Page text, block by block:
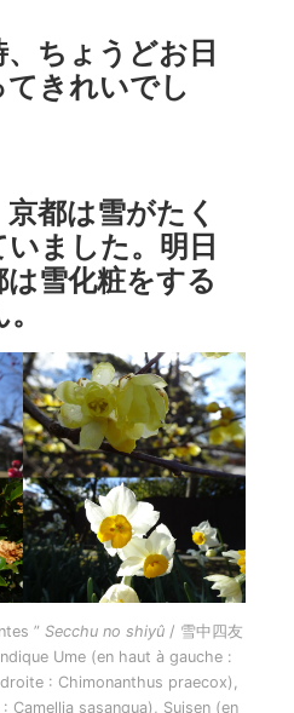
ちょうどお日
きれいでし
都は雪がたく
ました。明日
雪化粧をする
” Secchu no shiyû / 雪中四友
Ume (en haut à gauche :
: Chimonanthus praecox),
Camellia sasanqua), Suisen (en